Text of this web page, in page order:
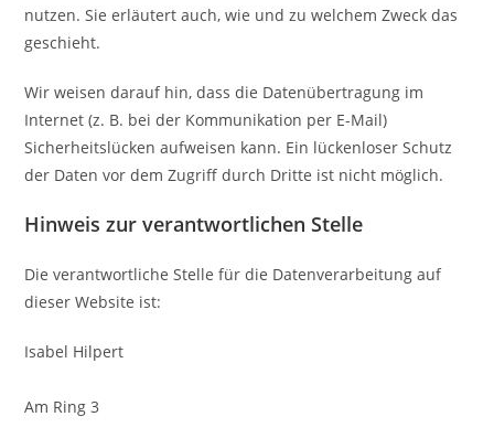
nutzen. Sie erläutert auch, wie und zu welchem Zweck das
geschieht.
Wir weisen darauf hin, dass die Datenübertragung im
Internet (z. B. bei der Kommunikation per E-Mail)
Sicherheitslücken aufweisen kann. Ein lückenloser Schutz
der Daten vor dem Zugriff durch Dritte ist nicht möglich.
Hinweis zur verantwortlichen Stelle
Die verantwortliche Stelle für die Datenverarbeitung auf
dieser Website ist:
Isabel Hilpert
Am Ring 3